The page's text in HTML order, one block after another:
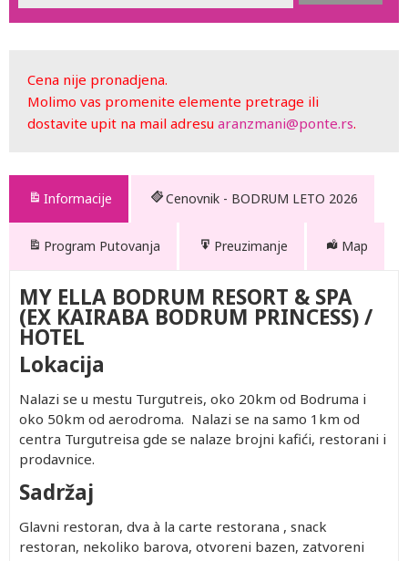
Cena nije pronadjena.
Molimo vas promenite elemente pretrage ili
dostavite upit na mail adresu aranzmani@ponte.rs.
Informacije Cenovnik - BODRUM LETO 2026
Program Putovanja Preuzimanje Map
MY ELLA BODRUM RESORT & SPA
(EX KAIRABA BODRUM PRINCESS) /
HOTEL
Lokacija
Nalazi se u mestu Turgutreis, oko 20km od Bodruma i
oko 50km od aerodroma. Nalazi se na samo 1km od
centra Turgutreisa gde se nalaze brojni kafići, restorani i
prodavnice.
Sadržaj
Glavni restoran, dva à la carte restorana , snack
restoran, nekoliko barova, otvoreni bazen, zatvoreni